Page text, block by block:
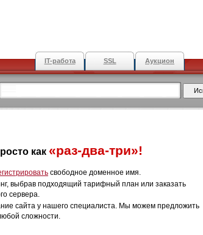
IT-работа SSL Аукцион
как «раз-два-три»!
свободное доменное имя.
выбрав подходящий тарифный план или заказать
сервера.
сайта у нашего специалиста. Мы можем предложить
сложности.